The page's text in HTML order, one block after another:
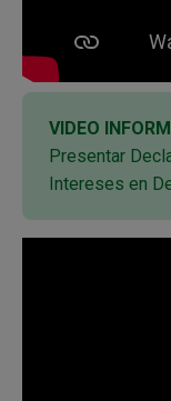
VIDEO
Presentar
Intereses en